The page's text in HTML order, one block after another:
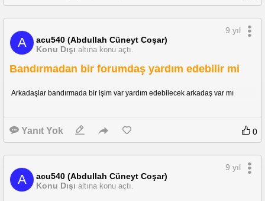
A
acu540 (Abdullah Cüneyt Coşar)
Konu Dışı altına konu açtı.
9 yıl
Bandırmadan bir forumdaş yardım edebilir mi
Arkadaşlar bandırmada bir işim var yardım edebilecek arkadaş var mı
Yanıt Yok 0
A
acu540 (Abdullah Cüneyt Coşar)
Konu Dışı altına konu açtı.
9 yıl